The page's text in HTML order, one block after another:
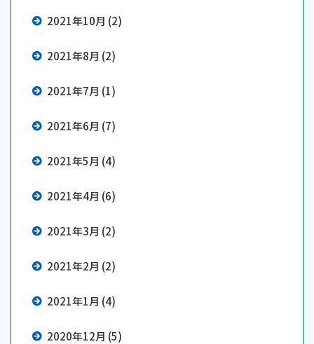
2021年10月 (2)
2021年8月 (2)
2021年7月 (1)
2021年6月 (7)
2021年5月 (4)
2021年4月 (6)
2021年3月 (2)
2021年2月 (2)
2021年1月 (4)
2020年12月 (5)